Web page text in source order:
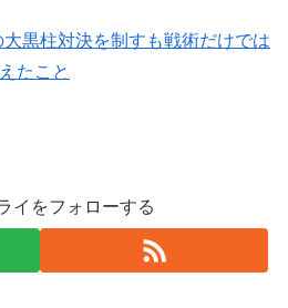
黒柱対決を制すも戦術だけでは
たこと
イをフォローする